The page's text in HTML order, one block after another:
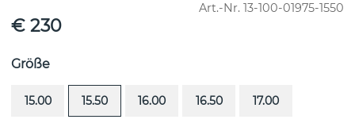
Art.-Nr. 13-100-01975-1550
€ 230
Größe
15.00 15.50 16.00 16.50 17.00